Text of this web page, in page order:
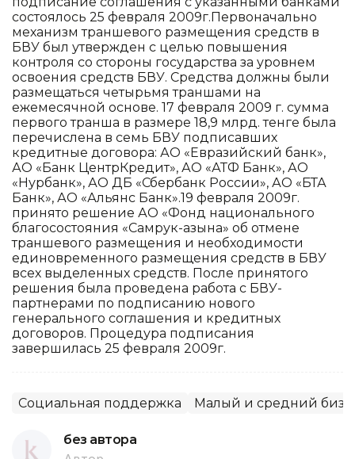
состоялось 25 февраля 2009г.Первоначально
механизм траншевого размещения средств в
БВУ был утвержден с целью повышения
контроля со стороны государства за уровнем
освоения средств БВУ. Средства должны были
размещаться четырьмя траншами на
ежемесячной основе. 17 февраля 2009 г. сумма
первого транша в размере 18,9 млрд. тенге была
перечислена в семь БВУ подписавших
кредитные договора: АО «Евразийский банк»,
АО «Банк ЦентрКредит», АО «АТФ Банк», АО
«Нурбанк», АО ДБ «Сбербанк России», АО «БТА
Банк», АО «Альянс Банк».19 февраля 2009г.
принято решение АО «Фонд национального
благосостояния «Самрук-Қазына» об отмене
траншевого размещения и необходимости
единовременного размещения средств в БВУ
всех выделенных средств. После принятого
решения была проведена работа с БВУ-
партнерами по подписанию нового
генерального соглашения и кредитных
договоров. Процедура подписания
завершилась 25 февраля 2009г.
Социальная поддержка Малый и средний
без автора